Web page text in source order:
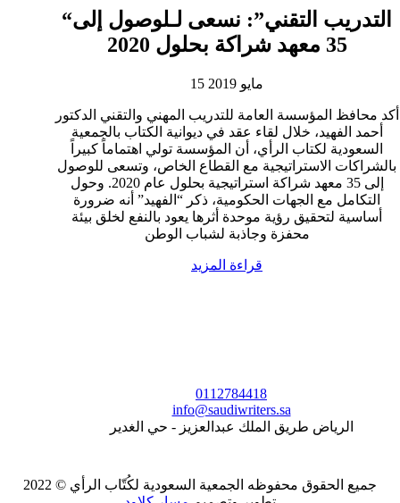
“التدريب التقني”: نسعى لـلوصول إلى
35 معهد شراكة بحلول 2020
15 مايو 2019
أكد محافظ المؤسسة العامة للتدريب المهني والتقني الدكتور
أحمد الفهيد، خلال لقاء عقد في ديوانية الكتاب بالجمعية
السعودية لكتاب الرأي، أن المؤسسة تولي اهتماماً كبيراً
بالشراكات الاستراتيجية مع القطاع الخاص، وتسعى للوصول
إلى 35 معهد شراكة استراتيجية بحلول عام 2020. وحول
التكامل مع الجهات الحكومية، ذكر “الفهيد” أنه ضرورة
أساسية لتحقيق رؤية موحدة أثرها يعود بالنفع لخلق بيئة
محفزة وجاذبة لشباب الوطن
قراءة المزيد
0112784418
info@saudiwriters.sa
الرياض طريق الملك عبدالعزيز - حي الغدير
جميع الحقوق محفوظه الجمعية السعودية لكُتّاب الرأي © 2022